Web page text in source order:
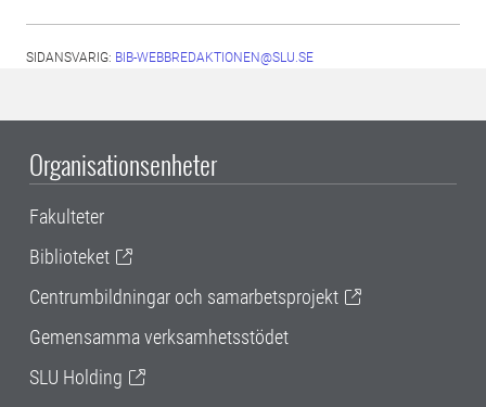
SIDANSVARIG: BIB-WEBBREDAKTIONEN@SLU.SE
Organisationsenheter
Fakulteter
Biblioteket
Centrumbildningar och samarbetsprojekt
Gemensamma verksamhetsstödet
SLU Holding